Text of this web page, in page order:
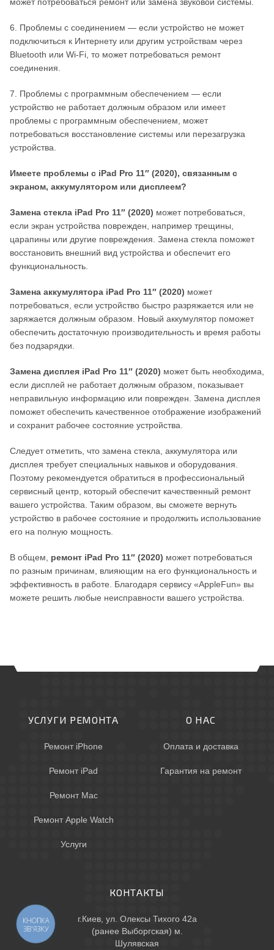
6. Проблемы с соединением — если устройство не может
подключиться к Интернету или другим устройствам через
Bluetooth или Wi-Fi, то может потребоваться ремонт
соединения.
7. Проблемы с программным обеспечением — если
устройство не работает должным образом или имеет
проблемы с программным обеспечением, может
потребоваться восстановление системы или перезагрузка
устройства.
Имеете проблемы с iPad Pro 11″ (2020), связанным с
экраном, аккумулятором или дисплеем?
Замена стекла iPad Pro 11″ (2020) может потребоваться,
если экран устройства поврежден, например трещины,
царапины или другие повреждения. Замена стекла поможет
восстановить внешний вид устройства и обеспечит его
функциональность.
Замена аккумулятора iPad Pro 11″ (2020) может
потребоваться, если устройство быстро разряжается или не
заряжается должным образом. Новый аккумулятор поможет
обеспечить достаточную производительность и время работы
без подзарядки.
Замена дисплея iPad Pro 11″ (2020) может быть необходима,
если дисплей не работает должным образом, показывает
неправильную информацию или поврежден. Замена дисплея
поможет обеспечить качественное отображение изображений
и сохранит рабочее состояние устройства.
Следует отметить, что замена стекла, аккумулятора или
дисплея требует специальных навыков и оборудования.
Поэтому рекомендуется обратиться в профессиональный
сервисный центр, который обеспечит качественный ремонт
вашего устройства. Таким образом, вы сможете вернуть
устройство в рабочее состояние и продолжить использование
его на полную мощность.
В общем, ремонт iPad Pro 11″ (2020) может потребоваться
по разным причинам, влияющим на его функциональность и
эффективность в работе. Благодаря сервису «AppleFun» вы
можете решить любые неисправности вашего устройства.
УСЛУГИ РЕМОНТА
Ремонт iPhone
Ремонт iPad
Ремонт Mac
Ремонт Apple Watch
Услуги
О НАС
Оплата и доставка
Гарантия на ремонт
КОНТАКТЫ
г.Киев, ул. Олексы Тихого 42а
(ранее Выборгская) м.
Шулявская
КНОПКА
ЗВ'ЯЗКУ